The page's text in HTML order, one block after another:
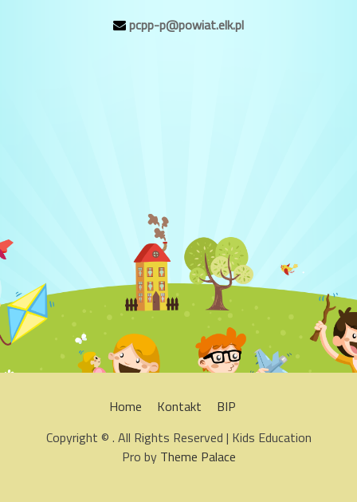
pcpp-p@powiat.elk.pl
Home Kontakt
BIP
Copyright © . All Rights Reserved | Kids Education
Pro by Theme Palace